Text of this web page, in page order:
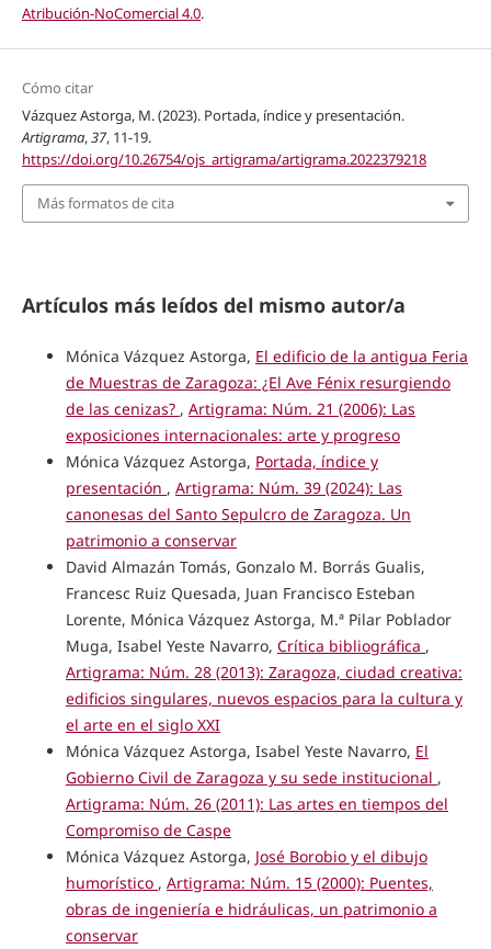
Atribución-NoComercial 4.0.
Cómo citar
Vázquez Astorga, M. (2023). Portada, índice y presentación.
Artigrama,37, 11-19.
https://doi.org/10.26754/ojs_artigrama/artigrama.2022379218
Más formatos de cita
Artículos más leídos del mismo autor/a
Mónica Vázquez Astorga, El edificio de la antigua Feria
de Muestras de Zaragoza: ¿El Ave Fénix resurgiendo
de las cenizas? , Artigrama: Núm. 21 (2006): Las
exposiciones internacionales: arte y progreso
Mónica Vázquez Astorga, Portada, índice y
presentación , Artigrama: Núm. 39 (2024): Las
canonesas del Santo Sepulcro de Zaragoza. Un
patrimonio a conservar
David Almazán Tomás, Gonzalo M. Borrás Gualis,
Francesc Ruiz Quesada, Juan Francisco Esteban
Lorente, Mónica Vázquez Astorga, M.ª Pilar Poblador
Muga, Isabel Yeste Navarro, Crítica bibliográfica ,
Artigrama: Núm. 28 (2013): Zaragoza, ciudad creativa:
edificios singulares, nuevos espacios para la cultura y
el arte en el siglo XXI
Mónica Vázquez Astorga, Isabel Yeste Navarro, El
Gobierno Civil de Zaragoza y su sede institucional ,
Artigrama: Núm. 26 (2011): Las artes en tiempos del
Compromiso de Caspe
Mónica Vázquez Astorga, José Borobio y el dibujo
humorístico , Artigrama: Núm. 15 (2000): Puentes,
obras de ingeniería e hidráulicas, un patrimonio a
conservar